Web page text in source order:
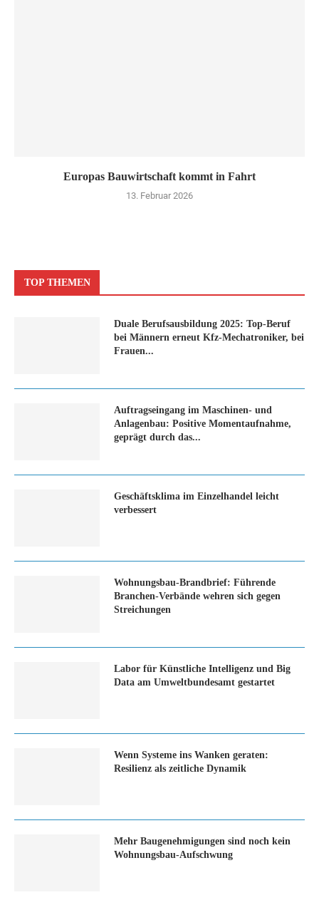
Europas Bauwirtschaft kommt in Fahrt
13. Februar 2026
TOP THEMEN
Duale Berufsausbildung 2025: Top-Beruf
bei Männern erneut Kfz-Mechatroniker, bei
Frauen...
Auftragseingang im Maschinen- und
Anlagenbau: Positive Momentaufnahme,
geprägt durch das...
Geschäftsklima im Einzelhandel leicht
verbessert
Wohnungsbau-Brandbrief: Führende
Branchen-Verbände wehren sich gegen
Streichungen
Labor für Künstliche Intelligenz und Big
Data am Umweltbundesamt gestartet
Wenn Systeme ins Wanken geraten:
Resilienz als zeitliche Dynamik
Mehr Baugenehmigungen sind noch kein
Wohnungsbau-Aufschwung